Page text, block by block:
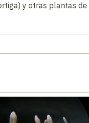
y otras plantas